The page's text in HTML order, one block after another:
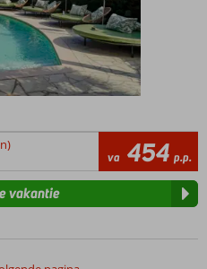
va 454 p.p.
vakantie